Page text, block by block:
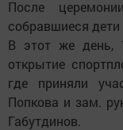
После
собравшиеся
В этот же день,
открытие
где приняли
Попкова и зам.
Габутдинов.